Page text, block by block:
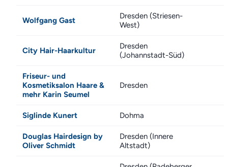
Wolfgang Gast
Dresden (Striesen-
West)
City Hair-Haarkultur
Dresden
(Johannstadt-Süd)
Friseur- und
Kosmetiksalon Haare &
mehr Karin Seumel
Dresden
Siglinde Kunert Dohma
Douglas Hairdesign by
Oliver Schmidt
Dresden (Innere
Altstadt)